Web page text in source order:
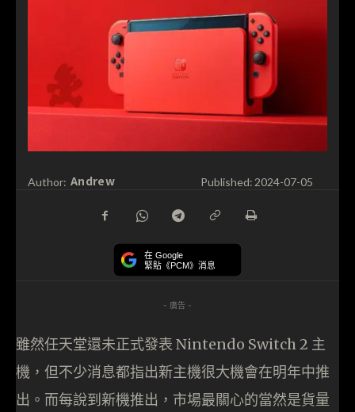
Author: Andrew Published: 2024-07-05
在 Google
緊貼《PCM》消息
- 廣告 -
雖然任天堂還未正式發表 Nintendo Switch 2 主
機，但不少消息都指出新主機很大機會在明年中推
出。而每說到新機推出，市場最關心的當然是貨量